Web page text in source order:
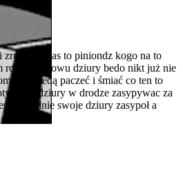
zrobić a czas to piniondz kogo na to
rozajo i znowu dziury bedo nikt już nie
bedą paczeć i śmiać co ten to
tylko dziury w drodze zasypywac za
kradnie swoje dziury zasypoł a